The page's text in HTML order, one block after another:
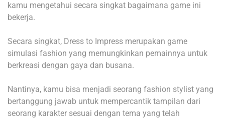
kamu mengetahui secara singkat bagaimana game ini
bekerja.
Secara singkat, Dress to Impress merupakan game
simulasi fashion yang memungkinkan pemainnya untuk
berkreasi dengan gaya dan busana.
Nantinya, kamu bisa menjadi seorang fashion stylist yang
bertanggung jawab untuk mempercantik tampilan dari
seorang karakter sesuai dengan tema yang telah